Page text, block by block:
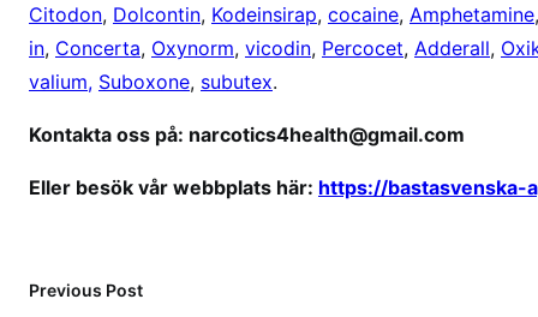
i
g
n
i
Citodon, Dolcontin, Kodeinsirap, cocaine, Amphetamine,
in, Concerta, Oxynorm, vicodin, Percocet, Adderall,
valium, Suboxone, subutex.
Kontakta oss på: narcotics4health@gmail.com
Eller besök vår webbplats här: https://bastasvenska-
Previous Post